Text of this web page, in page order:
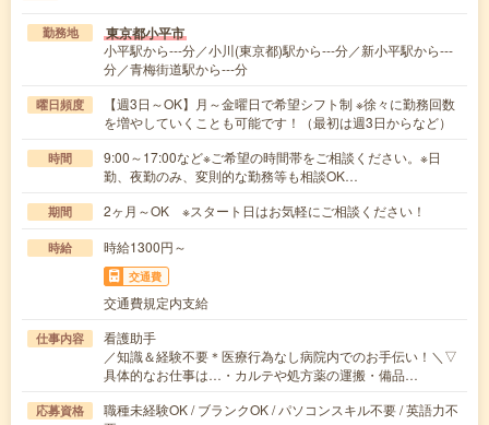
勤務地 東京都小平市
小平駅から---分／小川(東京都)駅から---分／新小平駅から---
分／青梅街道駅から---分
曜日頻度
【週3日～OK】月～金曜日で希望シフト制 ※徐々に勤務回数
を増やしていくことも可能です！（最初は週3日からなど）
時間
9:00～17:00など※ご希望の時間帯をご相談ください。※日
勤、夜勤のみ、変則的な勤務等も相談OK…
期間 2ヶ月～OK ※スタート日はお気軽にご相談ください！
時給 時給1300円～
交通費
交通費規定内支給
仕事内容
看護助手
／知識＆経験不要＊医療行為なし病院内でのお手伝い！＼▽
具体的なお仕事は…・カルテや処方薬の運搬・備品…
応募資格
職種未経験OK / ブランクOK / パソコンスキル不要 / 英語力不